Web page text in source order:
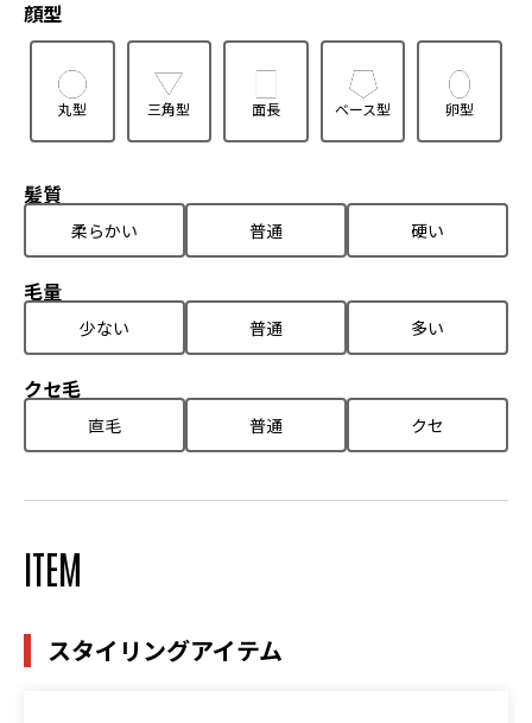
顔型
丸型 三角型 面長 ベース型 卵型
髪質
柔らかい 普通 硬い
毛量
少ない 普通 多い
クセ毛
直毛 普通 クセ
ITEM
スタイリングアイテム